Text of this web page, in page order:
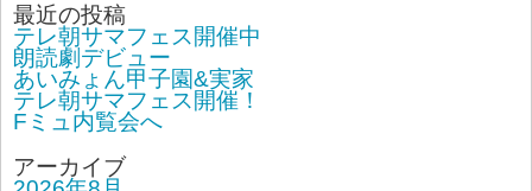
最近の投稿
テレ朝サマフェス開催中
朗読劇デビュー
あいみょん甲子園&実家
テレ朝サマフェス開催！
Fミュ内覧会へ
アーカイブ